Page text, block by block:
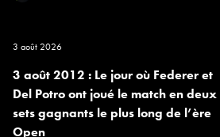
3 août 2026
3 août 2012 : Le jour où Federer et
Del Potro ont joué le match en deux
sets gagnants le plus long de l’ère
Open